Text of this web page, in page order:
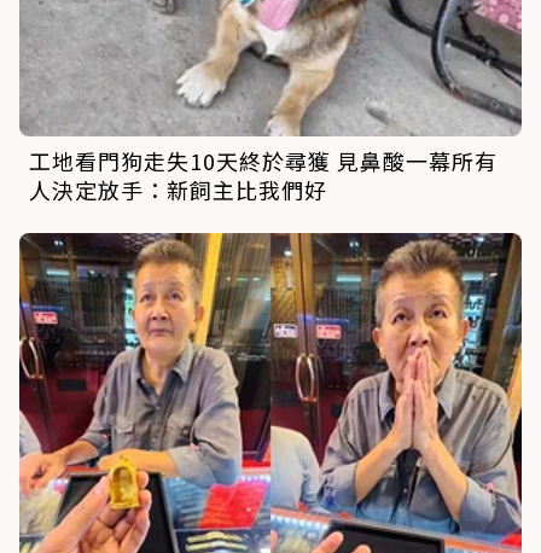
工地看門狗走失10天終於尋獲 見鼻酸一幕所有
人決定放手：新飼主比我們好